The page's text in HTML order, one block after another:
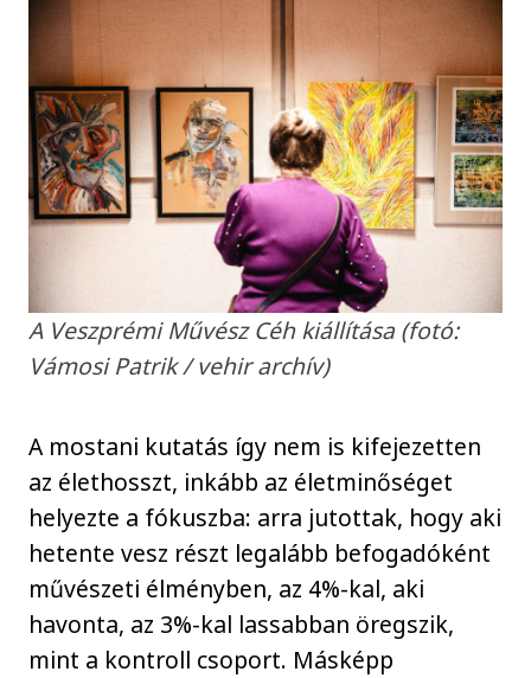
A Veszprémi Művész Céh kiállítása (fotó:
Vámosi Patrik / vehir archív)
A mostani kutatás így nem is kifejezetten
az élethosszt, inkább az életminőséget
helyezte a fókuszba: arra jutottak, hogy aki
hetente vesz részt legalább befogadóként
művészeti élményben, az 4%-kal, aki
havonta, az 3%-kal lassabban öregszik,
mint a kontroll csoport. Másképp